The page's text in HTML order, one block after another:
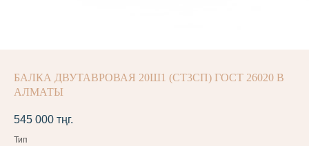
БАЛКА ДВУТАВРОВАЯ 20Ш1 (СТ3СП) ГОСТ 26020 В
АЛМАТЫ
545 000 тңг.
Тип